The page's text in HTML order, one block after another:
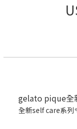
gelato pique全
全新self care系列